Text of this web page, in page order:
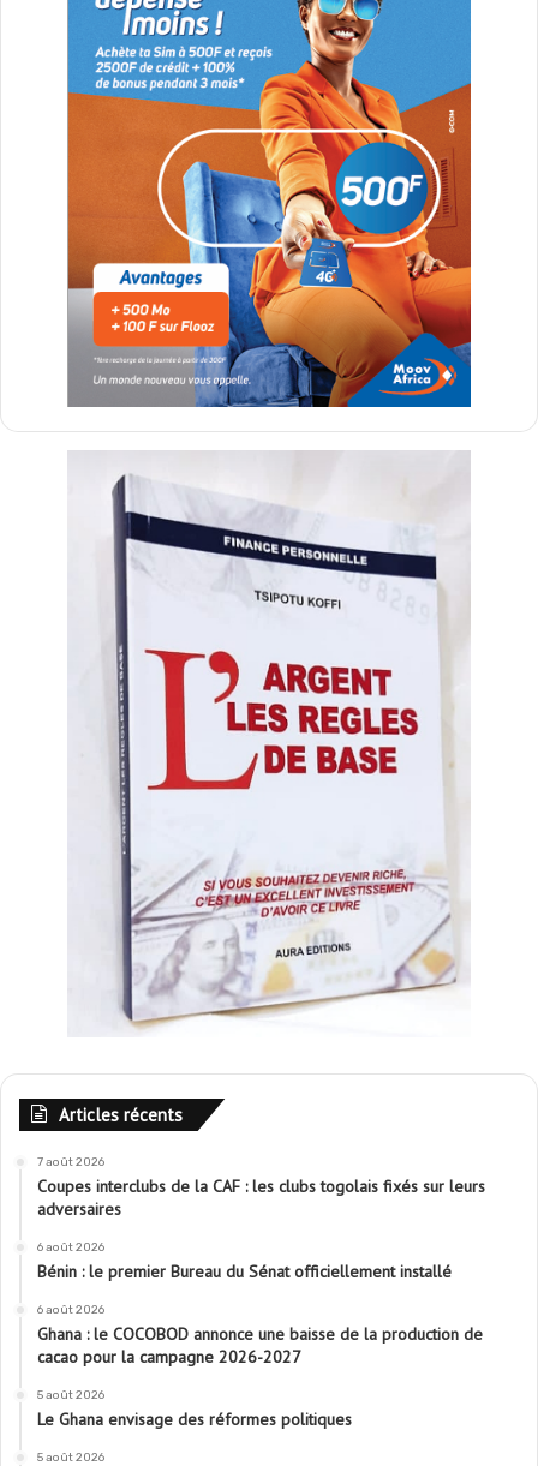
Articles récents
7 août 2026
Coupes interclubs de la CAF : les clubs togolais fixés sur leurs
adversaires
6 août 2026
Bénin : le premier Bureau du Sénat officiellement installé
6 août 2026
Ghana : le COCOBOD annonce une baisse de la production de
cacao pour la campagne 2026-2027
5 août 2026
Le Ghana envisage des réformes politiques
5 août 2026